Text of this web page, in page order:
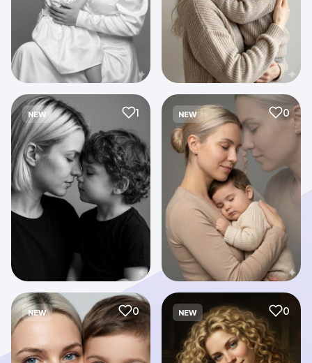
NEW 1 NEW 0
NEW 0 NEW 0